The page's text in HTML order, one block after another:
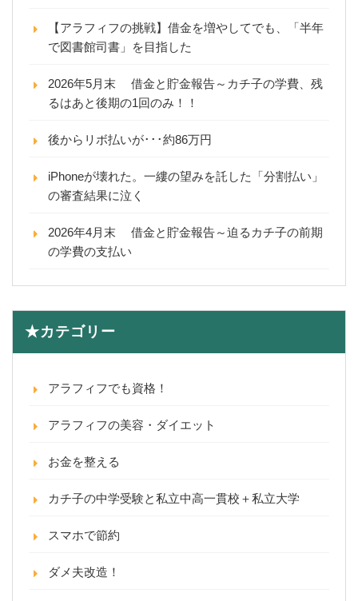
【アラフィフの挑戦】借金を増やしてでも、「半年
で図書館司書」を目指した
2026年5月末 借金と貯金報告～カチ子の学費、残
るはあと後期の1回のみ！！
後からリボ払いが･･･約86万円
iPhoneが壊れた。一縷の望みを託した「分割払い」
の審査結果に泣く
2026年4月末 借金と貯金報告～迫るカチ子の前期
の学費の支払い
★カテゴリー
アラフィフでも資格！
アラフィフの美容・ダイエット
お金を整える
カチ子の中学受験と私立中高一貫校＋私立大学
スマホで節約
ダメ夫改造！